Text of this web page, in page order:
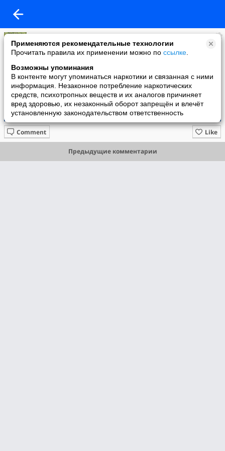
Применяются рекомендательные технологии
Прочитать правила их применении можно по ссылке
Возможны упоминания
В контенте могут упоминаться наркотики и связанная с ними
информация. Незаконное потребление наркотических
средств, психотропных веществ и их аналогов причиняет
вред здоровью, их незаконный оборот запрещён и влечёт
установленную законодательством ответственность
Владимир Кузнецов
added a photo
15 Oct в 06:55
Like
Comment
Предыдущие комментарии